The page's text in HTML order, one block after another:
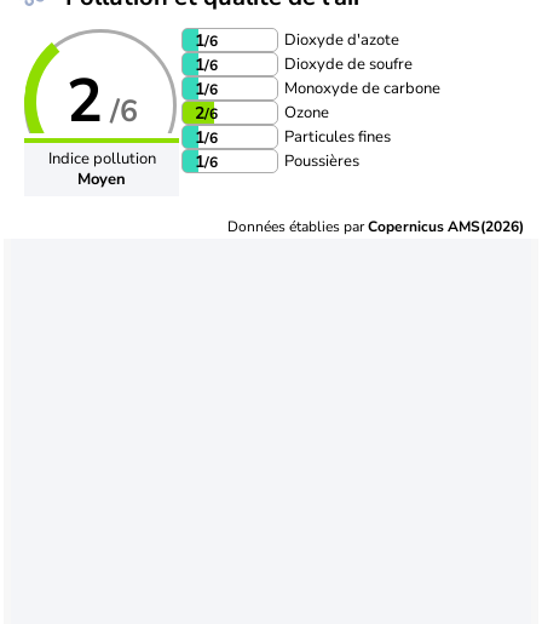
2 /6
Indice pollution
Moyen
1/6 Dioxyde d'azote
1/6 Dioxyde de soufre
1/6 Monoxyde de carbone
2/6 Ozone
1/6 Particules fines
1/6 Poussières
Données établies parCopernicus AMS(2026)